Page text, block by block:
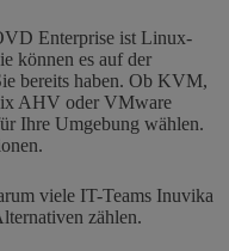
Enterprise ist Linux-
können es auf der
bereits haben. Ob KVM,
AHV oder VMware
Ihre Umgebung wählen.
viele IT-Teams Inuvika
zählen.